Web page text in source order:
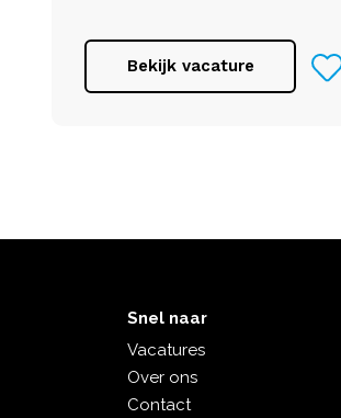
Bekijk vacature
Snel naar
Vacatures
Over ons
Contact